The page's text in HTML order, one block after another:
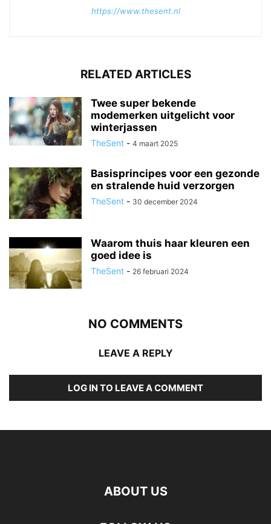
https://www.thesent.nl
RELATED ARTICLES
Twee super bekende
modemerken uitgelicht voor
winterjassen
TheSent - 4 maart 2025
Basisprincipes voor een gezonde
en stralende huid verzorgen
TheSent - 30 december 2024
Waarom thuis haar kleuren een
goed idee is
TheSent - 26 februari 2024
NO COMMENTS
LEAVE A REPLY
LOG IN TO LEAVE A COMMENT
ABOUT US